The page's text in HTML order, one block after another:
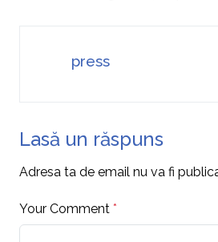
press
Lasă un răspuns
Adresa ta de email nu va fi
Your Comment *